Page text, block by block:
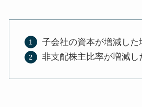
子会社の資本が増減した
非支配株主比率が増減し